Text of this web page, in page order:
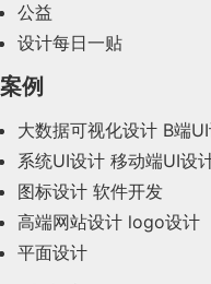
2023年10月(14)
2023年8月(88)
公益
设计每日一贴
案例
大数据可视化设计 B端
系统UI设计 移动端UI设
图标设计 软件开发
高端网站设计 logo设计
平面设计